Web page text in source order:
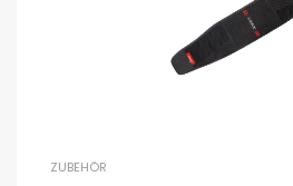
ZUBEHÖR